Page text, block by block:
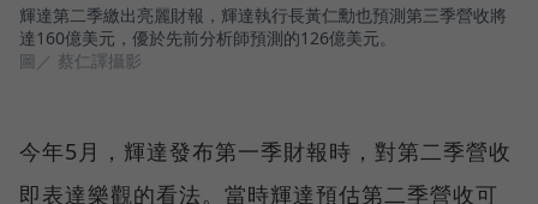
輝達第二季繳出亮麗財報，輝達執行長黃仁勳也預測第三季營收將
達160億美元，優於先前分析師預測的126億美元。
圖／ 蔡仁譯攝影
今年5月，輝達發布第一季財報時，對第二季營收
即表達樂觀的看法。當時輝達預估第二季營收可